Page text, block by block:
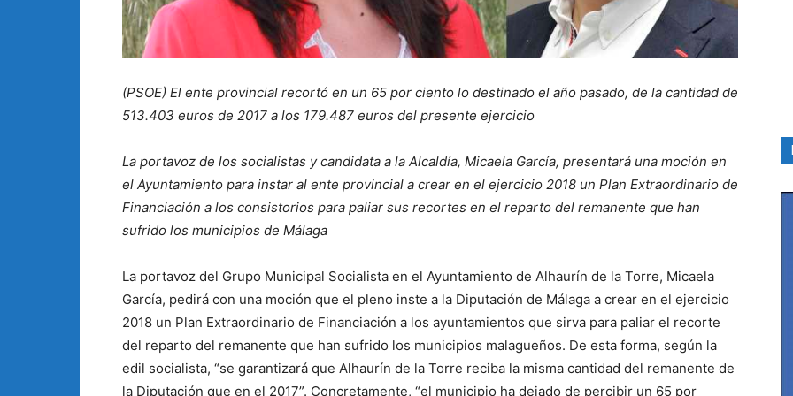
(PSOE) El ente provincial recortó en un 65 por ciento lo destinado el año pasado, de la cantidad de
513.403 euros de 2017 a los 179.487 euros del presente ejercicio
La portavoz de los socialistas y candidata a la Alcaldía, Micaela García, presentará una moción en
el Ayuntamiento para instar al ente provincial a crear en el ejercicio 2018 un Plan Extraordinario de
Financiación a los consistorios para paliar sus recortes en el reparto del remanente que han
sufrido los municipios de Málaga
La portavoz del Grupo Municipal Socialista en el Ayuntamiento de Alhaurín de la Torre, Micaela
García, pedirá con una moción que el pleno inste a la Diputación de Málaga a crear en el ejercicio
2018 un Plan Extraordinario de Financiación a los ayuntamientos que sirva para paliar el recorte
del reparto del remanente que han sufrido los municipios malagueños. De esta forma, según la
edil socialista, “se garantizará que Alhaurín de la Torre reciba la misma cantidad del remanente de
la Diputación que en el 2017”. Concretamente, “el municipio ha dejado de percibir un 65 por